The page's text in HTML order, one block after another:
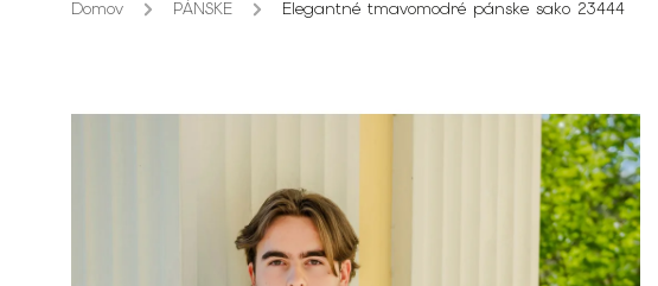
Domov / PÁNSKE / Elegantné tmavomodré pánske sako 23444